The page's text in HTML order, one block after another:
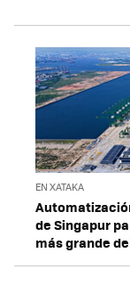
EN XATAKA
de Singapur
más grande